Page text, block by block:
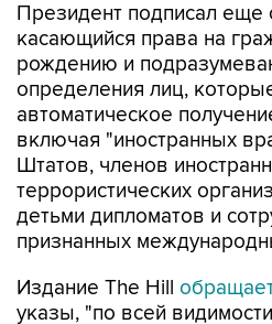
Президент подписал еще
касающийся права на
рождению и
определения лиц,
автоматическое
включая "иностранных
Штатов, членов
террористических
детьми дипломатов и
признанных
Издание The Hill
указы, "по всей